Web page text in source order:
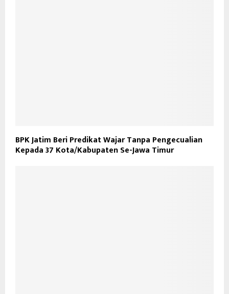
BPK Jatim Beri Predikat Wajar Tanpa Pengecualian
Kepada 37 Kota/Kabupaten Se-Jawa Timur